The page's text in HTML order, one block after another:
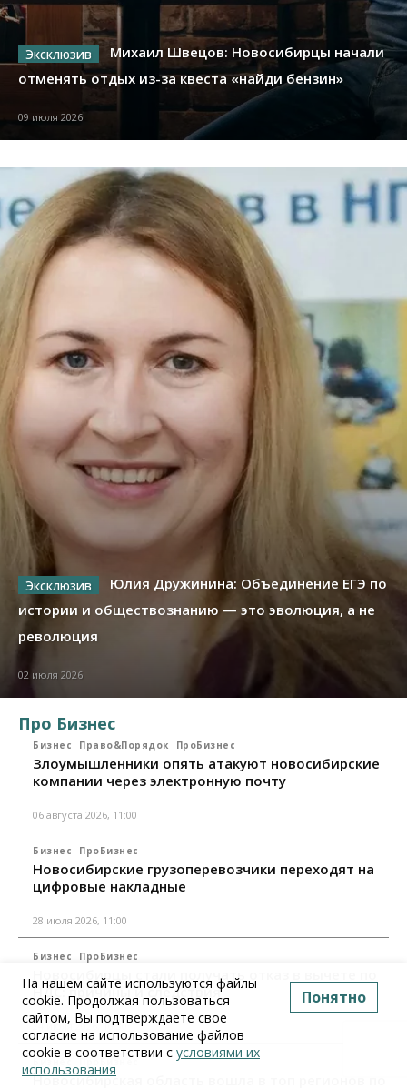
Михаил Швецов: Новосибирцы начали
отменять отдых из-за квеста «найди бензин»
09 июля 2026
Юлия Дружинина: Объединение ЕГЭ по
истории и обществознанию — это эволюция, а не
революция
02 июля 2026
Про Бизнес
Бизнес Право&Порядок ПроБизнес
Злоумышленники опять атакуют новосибирские
компании через электронную почту
06 августа 2026, 11:00
Бизнес ПроБизнес
Новосибирские грузоперевозчики переходят на
цифровые накладные
28 июля 2026, 11:00
Бизнес ПроБизнес
Новосибирцы стали получать отказ в вычете по
НДС: причины и следствия
24 июля 2026, 10:30
Бизнес ПроБизнес
Новосибирская область вошла в топ регионов по
На нашем сайте используются файлы
cookie. Продолжая пользоваться
сайтом, Вы подтверждаете свое
согласие на использование файлов
cookie в соответствии с условиями их
использования
Понятно